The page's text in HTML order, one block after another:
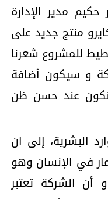
مدير الإدارة
منتج جديد على
للمشروع شعرنا
و سيكون أضافة
نكون عند حسن ظن
البشرية، إلى ان
في الإنسان وهو
أن الشركة تعتبر